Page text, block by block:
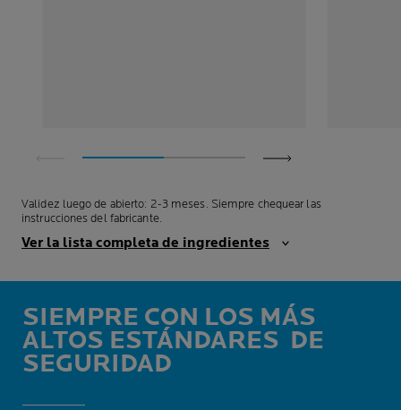
Validez luego de abierto: 2-3 meses. Siempre chequear las
instrucciones del fabricante.
Ver la lista completa de ingredientes
SIEMPRE CON LOS MÁS
ALTOS ESTÁNDARES DE
SEGURIDAD